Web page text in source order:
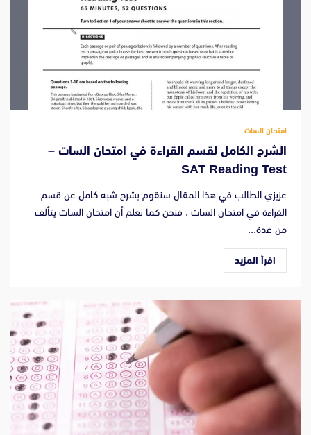
امتحان السات
الشرح الكامل لقسم القراءة في امتحان السات –
SAT Reading Test
عزيزي الطالب في هذا المقال سنقوم بشرح شبه كامل عن قسم
القراءة في امتحان السات . فنحن كما نعلم أن امتحان السات يتألف
من عدة...
اقرأ المزيد